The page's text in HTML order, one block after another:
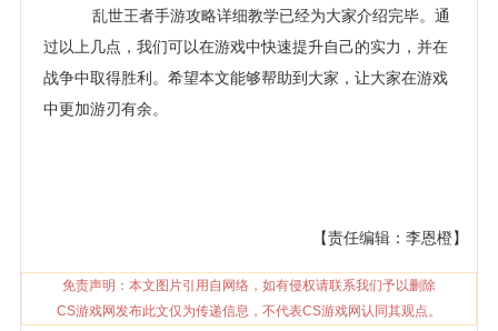
乱世王者手游攻略详细教学已经为大家介绍完毕。通
过以上几点，我们可以在游戏中快速提升自己的实力，并在
战争中取得胜利。希望本文能够帮助到大家，让大家在游戏
中更加游刃有余。
【责任编辑：李恩橙】
免责声明：本文图片引用自网络，如有侵权请联系我们予以删除
CS游戏网发布此文仅为传递信息，不代表CS游戏网认同其观点。